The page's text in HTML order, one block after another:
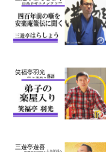
笑福亭羽光
三遊亭遊喜